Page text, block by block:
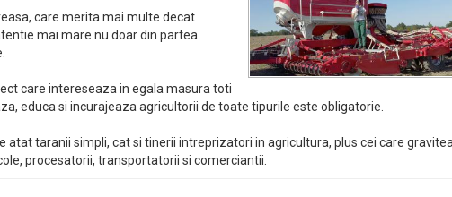
care merita mai multe decat
mai mare nu doar din partea
care intereseaza in egala masura toti
educa si incurajeaza agricultorii de toate tipurile este obligatorie.
atat taranii simpli, cat si tinerii intreprizatori in agricultura, plus cei care
procesatorii, transportatorii si comerciantii.